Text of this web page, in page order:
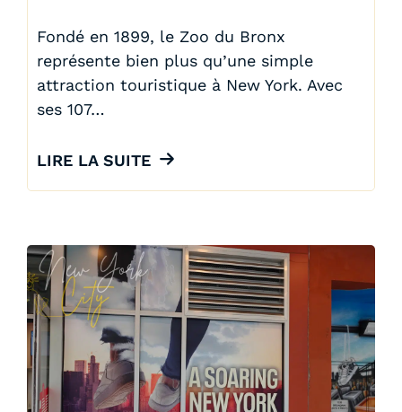
Fondé en 1899, le Zoo du Bronx
représente bien plus qu’une simple
attraction touristique à New York. Avec
ses 107…
LIRE LA SUITE